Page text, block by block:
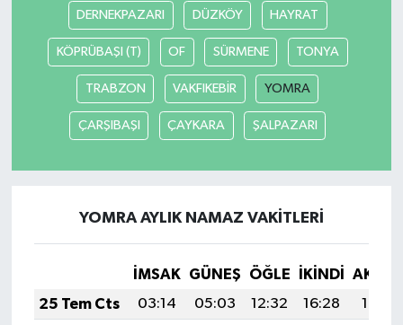
DERNEKPAZARI DÜZKÖY HAYRAT
KÖPRÜBAŞI (T) OF SÜRMENE TONYA
TRABZON VAKFIKEBİR YOMRA
ÇARŞIBAŞI ÇAYKARA ŞALPAZARI
YOMRA AYLIK NAMAZ VAKITLERI
İMSAK GÜNEŞ ÖĞLE İKINDI
25 Tem Cts
03:14 05:03 12:32 16:28
19:51